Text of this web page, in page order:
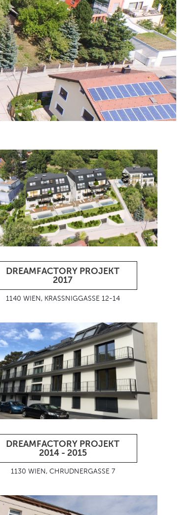
DREAMFACTORY PROJEKT
2017
1140 WIEN, KRASSNIGGASSE 12-14
DREAMFACTORY PROJEKT
2014 - 2015
1130 WIEN, CHRUDNERGASSE 7